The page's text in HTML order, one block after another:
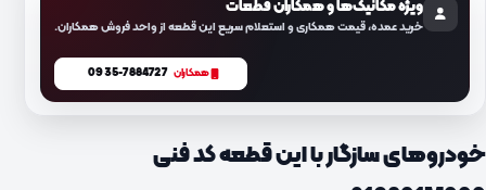
ویژه مکانیک‌ها و همکاران قطعات
خرید عمده، قیمت همکاری و استعلام سریع این قطعه از واحد فروش همکاران.
همکاران 0935-7884727
خودروهای سازگار با این قطعه کد فنی